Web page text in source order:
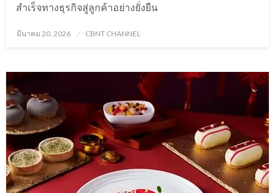
สำเร็จทางธุรกิจสู่ลูกค้าอย่างยั่งยืน
Posted
มีนาคม 20, 2026 CBNT CHANNEL